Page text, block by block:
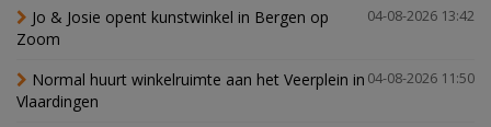
04-08-2026 13:42
Jo & Josie opent kunstwinkel in Bergen op
Zoom
04-08-2026 11:50
Normal huurt winkelruimte aan het Veerplein in
Vlaardingen